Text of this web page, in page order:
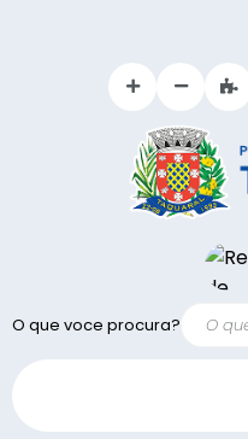
O que voce procura?